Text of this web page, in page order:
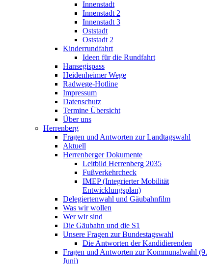
Innenstadt
Innenstadt 2
Innenstadt 3
Oststadt
Oststadt 2
Kinderrundfahrt
Ideen für die Rundfahrt
Hansegispass
Heidenheimer Wege
Radwege-Hotline
Impressum
Datenschutz
Termine Übersicht
Über uns
Herrenberg
Fragen und Antworten zur Landtagswahl
Aktuell
Herrenberger Dokumente
Leitbild Herrenberg 2035
Fußverkehrcheck
IMEP (Integrierter Mobilität
Entwicklungsplan)
Delegiertenwahl und Gäubahnfilm
Was wir wollen
Wer wir sind
Die Gäubahn und die S1
Unsere Fragen zur Bundestagswahl
Die Antworten der Kandidierenden
Fragen und Antworten zur Kommunalwahl (9.
Juni)